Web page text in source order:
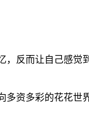
反而让自己感觉
资多彩的花花世